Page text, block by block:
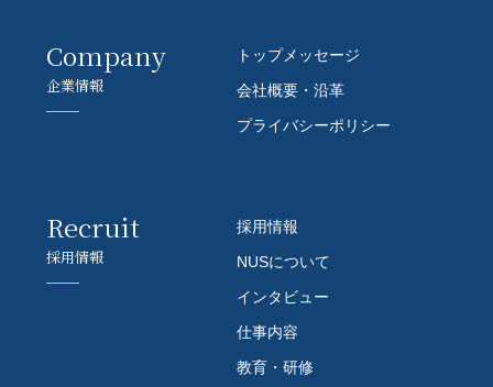
Company
企業情報
トップメッセージ
会社概要・沿革
プライバシーポリシー
Recruit
採用情報
採用情報
NUSについて
インタビュー
仕事内容
教育・研修